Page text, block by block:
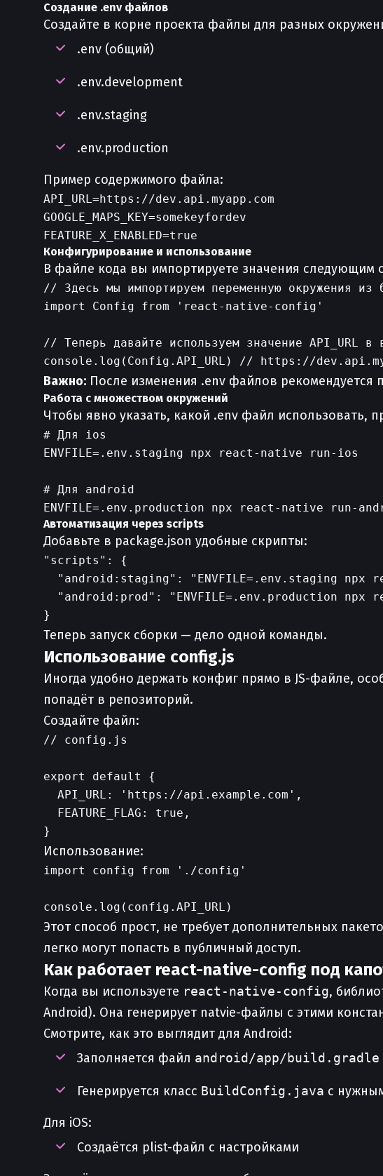
Создание .env файлов
Создайте в корне проекта файлы для разных
.env (общий)
.env.development
.env.staging
.env.production
Пример содержимого файла:
API_URL=https://dev.api.myapp.com
GOOGLE_MAPS_KEY=somekeyfordev
Конфигурирование и использование
В файле кода вы импортируете значения следующим
// Здесь мы импортируем переменную окружения из
import Config from 'react-native-config'
// Теперь давайте используем значение API_URL в
Важно: После изменения .env файлов рекомендуется
Работа с множеством окружений
Чтобы явно указать, какой .env файл использовать,
# Для ios
ENVFILE=.env.staging npx react-native run-ios
# Для android
Автоматизация через scripts
Добавьте в package.json удобные скрипты:
"scripts": {
"android:staging": "ENVFILE=.env.staging npx
"android:prod": "ENVFILE=.env.production npx
Теперь запуск сборки — дело одной команды.
Использование config.js
Иногда удобно держать конфиг прямо в JS-файле,
попадёт в репозиторий.
Создайте файл:
// config.js
export default {
  API_URL: 'https://api.example.com',
  FEATURE_FLAG: true,
Использование:
import config from './config'
Этот способ прост, не требует дополнительных
легко могут попасть в публичный доступ.
Как работает react-native-config под
Когда вы используете react-native-config,
Android). Она генерирует natvie-файлы с этими
Смотрите, как это выглядит для Android:
Заполняется файл android/app/build.gradle
Генерируется класс BuildConfig.java с
Для iOS:
Создаётся plist-файл с настройками